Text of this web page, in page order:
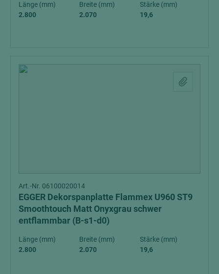
Länge (mm)
2.800
Breite (mm)
2.070
Stärke (mm)
19,6
Art.-Nr. 06100020014
EGGER Dekorspanplatte Flammex U960 ST9
Smoothtouch Matt Onyxgrau schwer
entflammbar (B-s1-d0)
Länge (mm)
2.800
Breite (mm)
2.070
Stärke (mm)
19,6